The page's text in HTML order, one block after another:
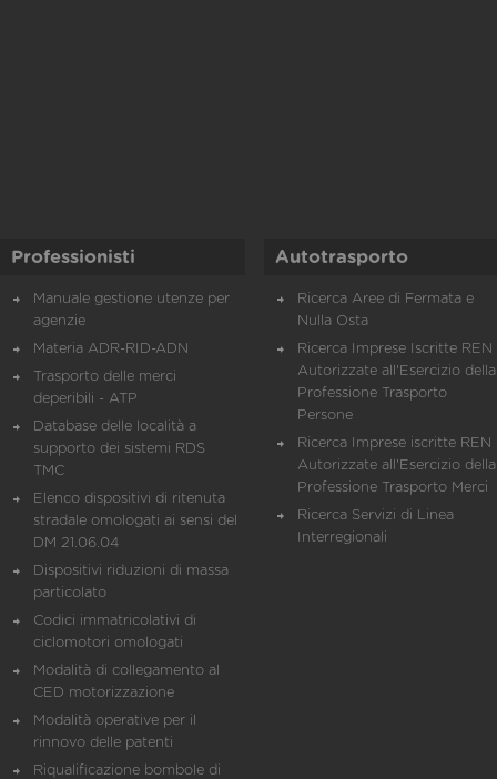
Professionisti
Manuale gestione utenze per
agenzie
Materia ADR-RID-ADN
Trasporto delle merci
deperibili - ATP
Database delle località a
supporto dei sistemi RDS
TMC
Elenco dispositivi di ritenuta
stradale omologati ai sensi del
DM 21.06.04
Dispositivi riduzioni di massa
particolato
Codici immatricolativi di
ciclomotori omologati
Modalità di collegamento al
CED motorizzazione
Modalità operative per il
rinnovo delle patenti
Riqualificazione bombole di
Autotrasporto
Ricerca Aree di Fermata e
Nulla Osta
Ricerca Imprese Iscritte REN
Autorizzate all'Esercizio della
Professione Trasporto
Persone
Ricerca Imprese iscritte REN
Autorizzate all'Esercizio della
Professione Trasporto Merci
Ricerca Servizi di Linea
Interregionali